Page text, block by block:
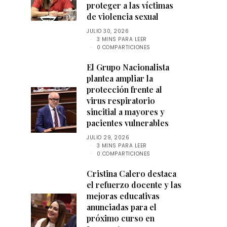
proteger a las víctimas
de violencia sexual
JULIO 30, 2026
3 MINS PARA LEER
0 COMPARTICIONES
El Grupo Nacionalista
plantea ampliar la
protección frente al
virus respiratorio
sincitial a mayores y
pacientes vulnerables
JULIO 29, 2026
3 MINS PARA LEER
0 COMPARTICIONES
Cristina Calero destaca
el refuerzo docente y las
mejoras educativas
anunciadas para el
próximo curso en